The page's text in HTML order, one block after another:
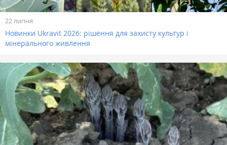
22 липня
Новинки Ukravit 2026: рішення для захисту культур і
мінерального живлення